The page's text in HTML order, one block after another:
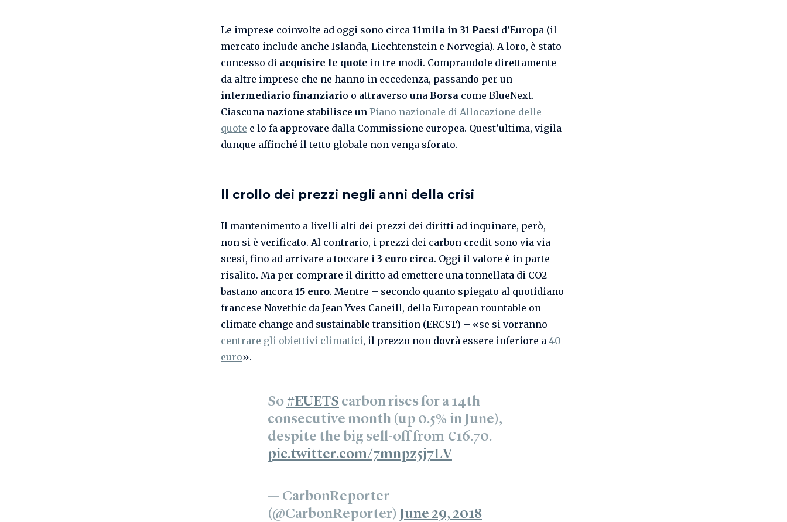
Le imprese coinvolte ad oggi sono circa 11mila in 31 Paesi d’Europa (il
mercato include anche Islanda, Liechtenstein e Norvegia). A loro, è stato
concesso di acquisire le quote in tre modi. Comprandole direttamente
da altre imprese che ne hanno in eccedenza, passando per un
intermediario finanziario o attraverso una Borsa come BlueNext.
Ciascuna nazione stabilisce un Piano nazionale di Allocazione delle
quote e lo fa approvare dalla Commissione europea. Quest’ultima, vigila
dunque affinché il tetto globale non venga sforato.
Il crollo dei prezzi negli anni della crisi
Il mantenimento a livelli alti dei prezzi dei diritti ad inquinare, però,
non si è verificato. Al contrario, i prezzi dei carbon credit sono via via
scesi, fino ad arrivare a toccare i 3 euro circa. Oggi il valore è in parte
risalito. Ma per comprare il diritto ad emettere una tonnellata di CO2
bastano ancora 15 euro. Mentre – secondo quanto spiegato al quotidiano
francese Novethic da Jean-Yves Caneill, della European rountable on
climate change and sustainable transition (ERCST) – «se si vorranno
centrare gli obiettivi climatici, il prezzo non dovrà essere inferiore a 40
euro».
So #EUETS carbon rises for a 14th
consecutive month (up 0.5% in June),
despite the big sell-off from €16.70.
pic.twitter.com/7mnpz5j7LV
— CarbonReporter
(@CarbonReporter) June 29, 2018